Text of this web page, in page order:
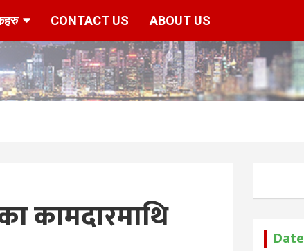
CONTACT US ABOUT US
कामदारमाथि Date